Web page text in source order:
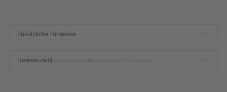
Zusätzliche Hinweise
Referenztext